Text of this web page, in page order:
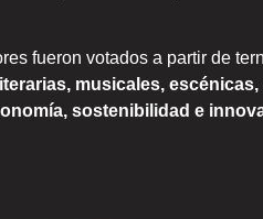
fueron votados a partir de
musicales,
sostenibilidad e